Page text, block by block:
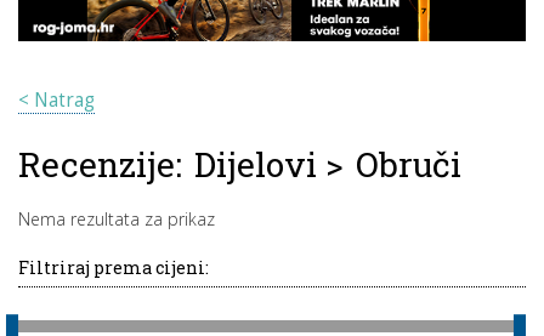
< Natrag
Recenzije: Dijelovi > Obruči
Nema rezultata za prikaz
Filtriraj prema cijeni: